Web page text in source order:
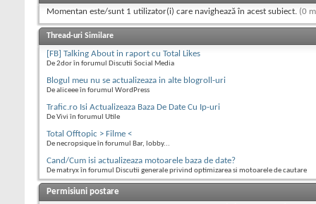
Momentan este/sunt 1 utilizator(i) care navighează în acest subiect. (0
Thread-uri Similare
[FB] Talking About in raport cu Total Likes
De 2dor în forumul Discutii Social Media
Blogul meu nu se actualizeaza in alte blogroll-uri
De aliceee în forumul WordPress
Trafic.ro Isi Actualizeaza Baza De Date Cu Ip-uri
De Vivi în forumul Utile
Total Offtopic > Filme <
De necropsique în forumul Bar, lobby...
Cand/Cum isi actualizeaza motoarele baza de date?
De matryx în forumul Discutii generale privind optimizarea si motoarele de cautare
Permisiuni postare